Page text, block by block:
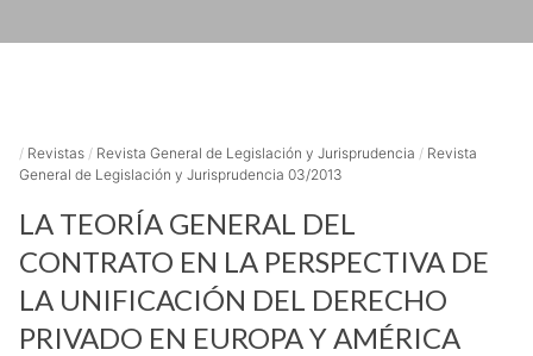
/ Revistas / Revista General de Legislación y Jurisprudencia / Revista
General de Legislación y Jurisprudencia 03/2013
LA TEORÍA GENERAL DEL
CONTRATO EN LA PERSPECTIVA DE
LA UNIFICACIÓN DEL DERECHO
PRIVADO EN EUROPA Y AMÉRICA